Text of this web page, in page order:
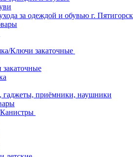
за одеждой и обувью г. Пятигорск
Ключи закаточные
гаджеты, приёмники, наушники